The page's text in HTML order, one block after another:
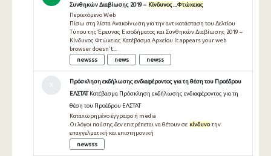
Συνθηκών Διαβίωσης 2019 – Κίνδυνος
Φτώχειας
Περιεχόμενο Web
Πίσω στη λίστα Ανακοίνωση για την αντικατάσταση του Δελτίου
Τύπου της Έρευνας Εισοδήματος και Συνθηκών Διαβίωσης 2019 –
Κίνδυνος Φτώχειας Κατέβασμα Αρχείου It appears your web
browser doesn't...
newsss
news newss
Πρόσκληση εκδήλωσης ενδιαφέροντος για τη θέση του Προέδρου
ΕΛΣΤΑΤ Κατέβασμα Πρόσκληση εκδήλωσης ενδιαφέροντος για τη
θέση του Προέδρου ΕΛΣΤΑΤ
Καταχωρημένο έγγραφο ή media
Οι λόγοι παύσης δεν επιτρέπεται να θέτουν σε κίνδυνοτην
επαγγελματική και επιστημονική
newsss